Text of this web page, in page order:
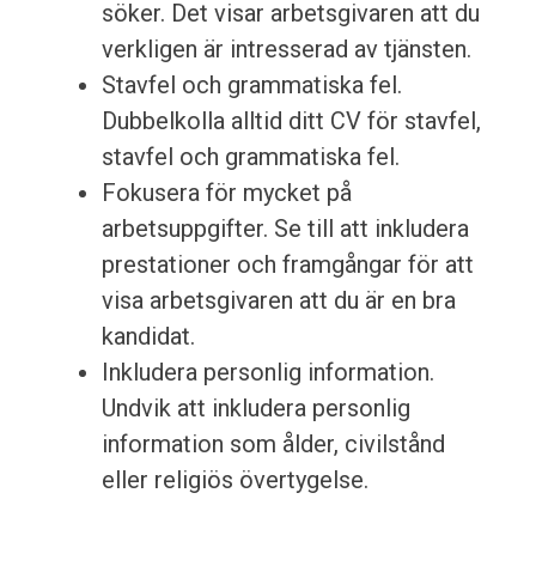
söker. Det visar arbetsgivaren att du
verkligen är intresserad av tjänsten.
Stavfel och grammatiska fel.
Dubbelkolla alltid ditt CV för stavfel,
stavfel och grammatiska fel.
Fokusera för mycket på
arbetsuppgifter. Se till att inkludera
prestationer och framgångar för att
visa arbetsgivaren att du är en bra
kandidat.
Inkludera personlig information.
Undvik att inkludera personlig
information som ålder, civilstånd
eller religiös övertygelse.